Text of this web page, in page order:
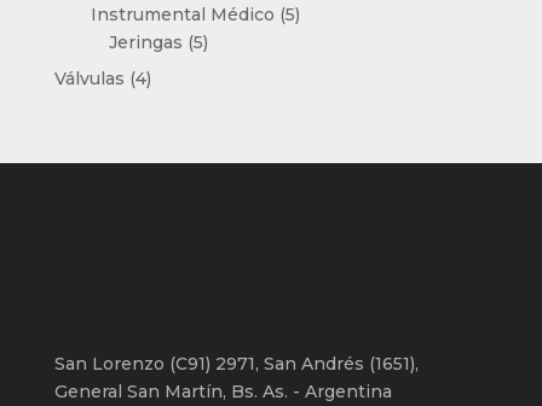
productos
Instrumental Médico 55
Jeringas 55
Válvulas 44
San Lorenzo (C91) 2971, San Andrés (1651),
General San Martín, Bs. As. - Argentina